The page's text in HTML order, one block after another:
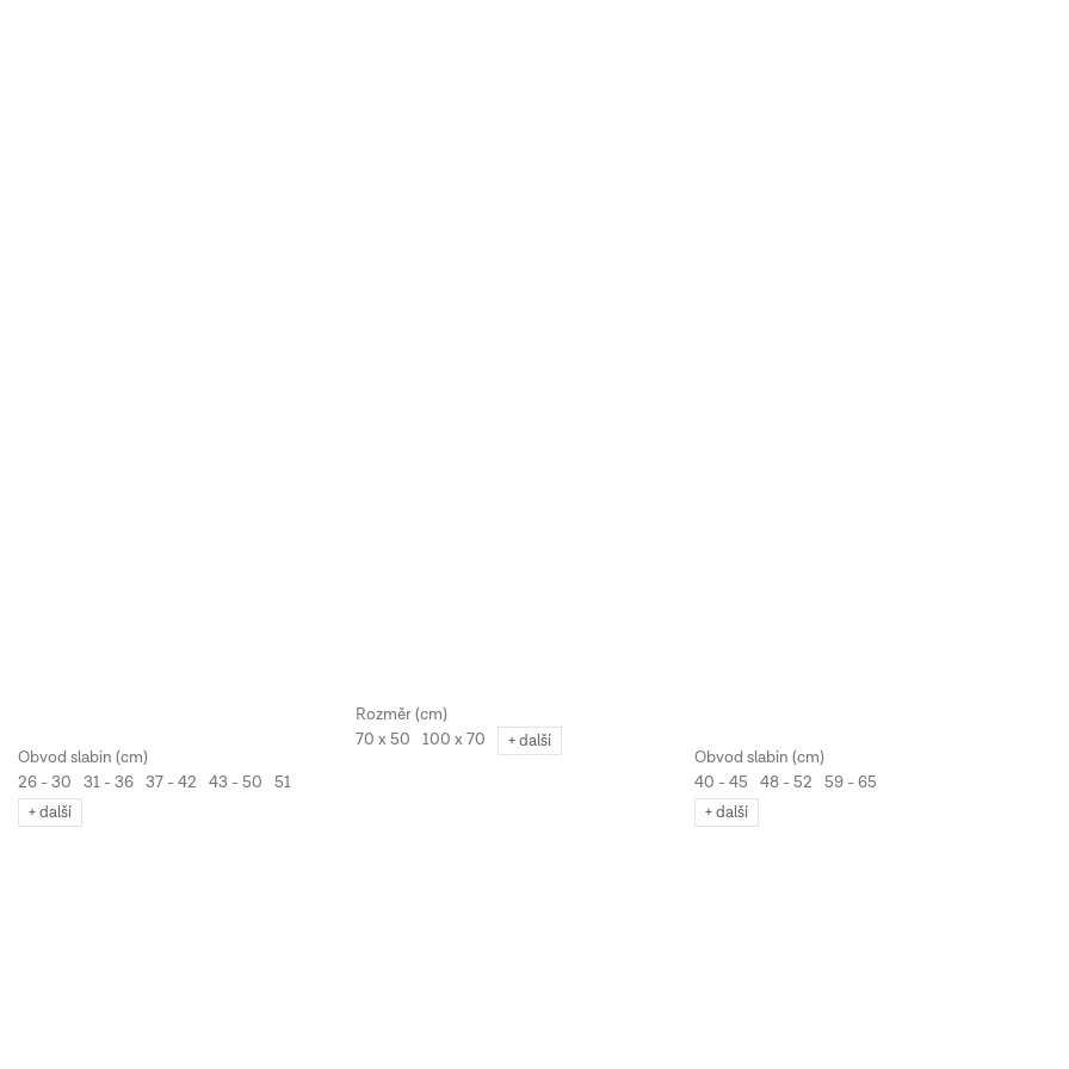
26 - 30 31 - 36 37 - 42 43 - 50 51 - 60
+ další
70 x 50 100 x 70 + další
40 - 45 48 - 52 59 - 65
+ další